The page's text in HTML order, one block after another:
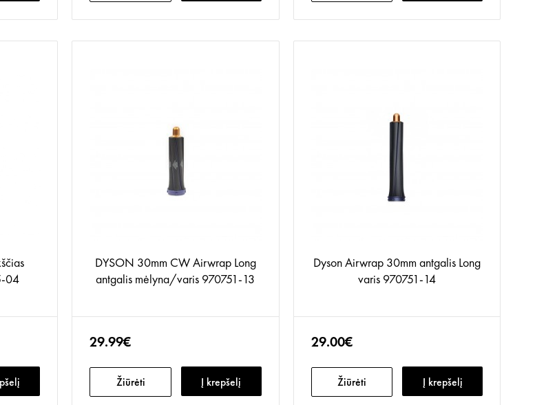
04
DYSON 30mm CW Airwrap Long
antgalis mėlyna/varis 970751-13
29.99€
Žiūrėti Į krepšelį
Dyson Airwrap 30mm antgalis Long
varis 970751-14
29.00€
Žiūrėti Į krepšelį